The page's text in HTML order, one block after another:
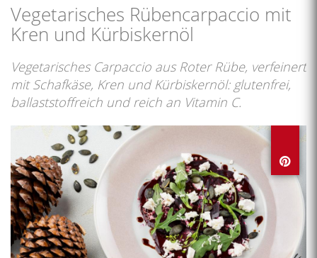
Vegetarisches Rübencarpaccio mit
Kren und Kürbiskernöl
Vegetarisches Carpaccio aus Roter Rübe, verfeinert
mit Schafkäse, Kren und Kürbiskernöl: glutenfrei,
ballaststoffreich und reich an Vitamin C.